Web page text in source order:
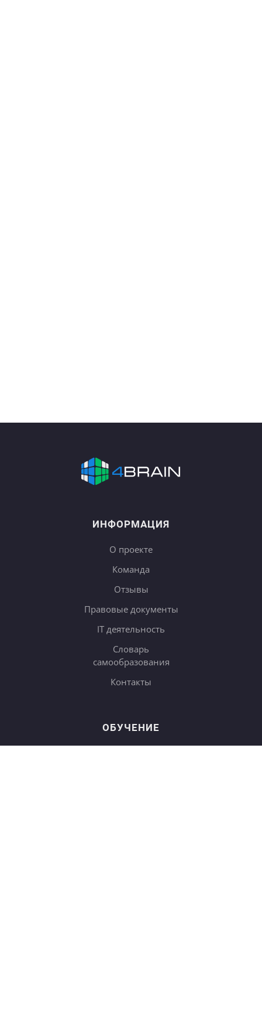
ИНФОРМАЦИЯ
О проекте
Команда
Отзывы
Правовые документы
IT деятельность
Словарь
самообразования
Контакты
ОБУЧЕНИЕ